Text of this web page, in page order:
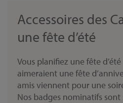
Accessoires des
une fête d’été
Vous planifiez une fête d’été
aimeraient une fête
amis viennent pour une
Nos badges nominatifs sont